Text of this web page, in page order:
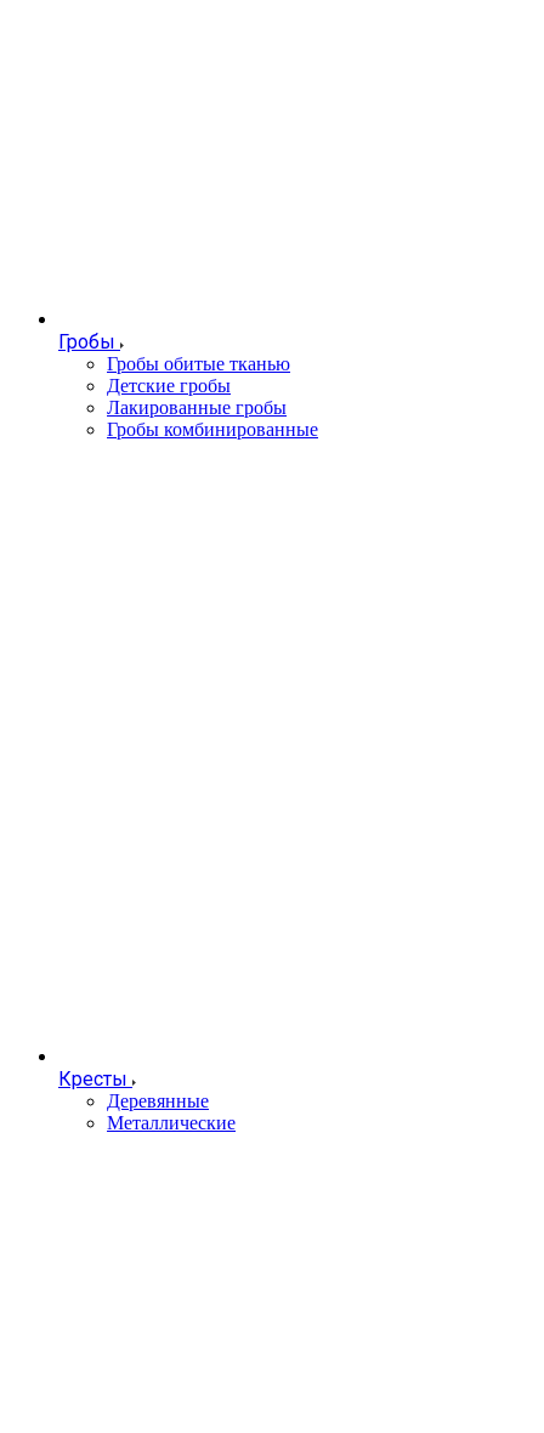
Гробы
Гробы обитые тканью
Детские гробы
Лакированные гробы
Гробы комбинированные
Кресты
Деревянные
Металлические